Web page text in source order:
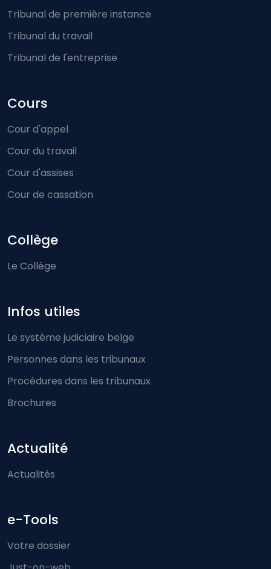
Tribunal de première instance
Tribunal du travail
Tribunal de l'entreprise
Cours
Cour d'appel
Cour du travail
Cour d'assises
Cour de cassation
Collège
Le Collège
Infos utiles
Le système judiciaire belge
Personnes dans les tribunaux
Procédures dans les tribunaux
Brochures
Actualité
Actualités
e-Tools
Votre dossier